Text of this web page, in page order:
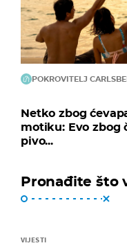
POKROVITELJ
Netko zbog
motiku: Evo zbog
pivo...
Pronađite što
VIJESTI